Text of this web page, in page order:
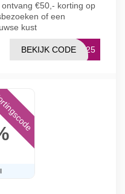
€50,- korting op
of een
kust
ST25
BEKIJK CODE